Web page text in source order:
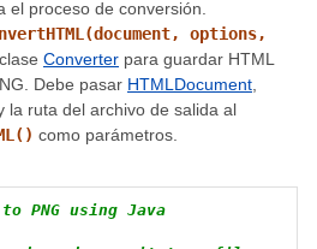
el proceso de conversión.
options,
Converter para guardar HTML
Debe pasar HTMLDocument
la ruta del archivo de salida al
como parámetros.
PNG using Java